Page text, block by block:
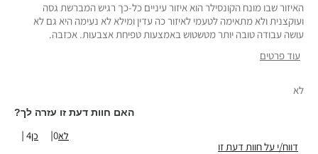
האיזור שבו מונח הקונסילר הוא איזור עיניים כל-כך רגיש המברשת גסה
ועוקצנית ולא מתאימה לטעמי לאיזור כה עדין ומילא לא נעימה היא גם לא
עושה עבודה טובה יותר מטשטוש באמצעות טפיחת אצבעות. אכזבה.
עוד פרטים
לא
האם חוות דעת זו עזרה לך?
4
0
דווח/י על חוות דעת זו